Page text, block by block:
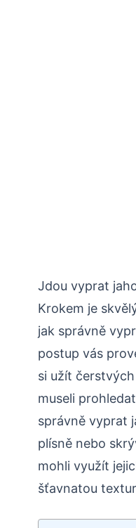
Jdou vyprat
Krokem je
jak správně
postup vás
si užít
museli
správně vyprat
plísně nebo
mohli využít
šťavnatou